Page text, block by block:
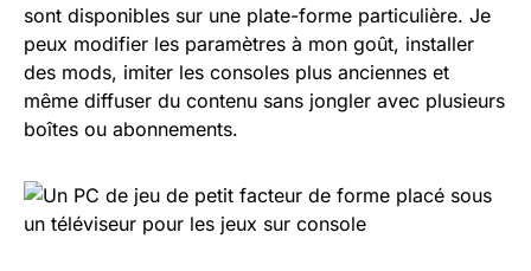
sont disponibles sur une plate-forme particulière. Je
peux modifier les paramètres à mon goût, installer
des mods, imiter les consoles plus anciennes et
même diffuser du contenu sans jongler avec plusieurs
boîtes ou abonnements.